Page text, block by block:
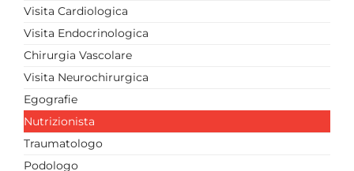
Visita Cardiologica
Visita Endocrinologica
Chirurgia Vascolare
Visita Neurochirurgica
Egografie
Nutrizionista
Traumatologo
Podologo